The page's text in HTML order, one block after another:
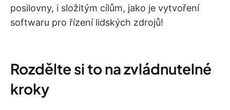
posilovny, i složitým cílům, jako je vytvoření
softwaru pro řízení lidských zdrojů!
Rozdělte si to na zvládnutelné
kroky